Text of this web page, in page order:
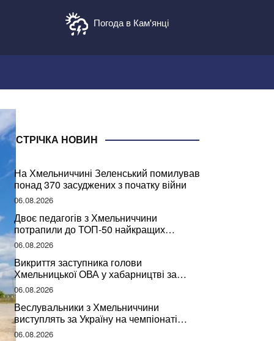
Погода в Кам'янці
СТРІЧКА НОВИН
На Хмельниччині Зеленський помилував
понад 370 засуджених з початку війни
06.08.2026
Двоє педагогів з Хмельниччини
потрапили до ТОП-50 найкращих
учителів України
06.08.2026
Викриття заступника голови
Хмельницької ОВА у хабарництві за
підписання контрактів на ремонт доріг
06.08.2026
Веслувальники з Хмельниччини
виступлять за Україну на чемпіонаті
світу
06.08.2026